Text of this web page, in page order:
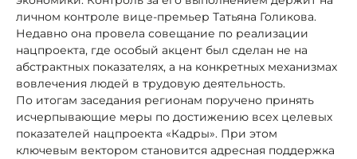
личном контроле вице-премьер Татьяна Голикова.
Недавно она провела совещание по реализации
нацпроекта, где особый акцент был сделан не на
абстрактных показателях, а на конкретных механизмах
вовлечения людей в трудовую деятельность.
По итогам заседания регионам поручено принять
исчерпывающие меры по достижению всех целевых
показателей нацпроекта «Кадры». При этом
ключевым вектором становится адресная поддержка